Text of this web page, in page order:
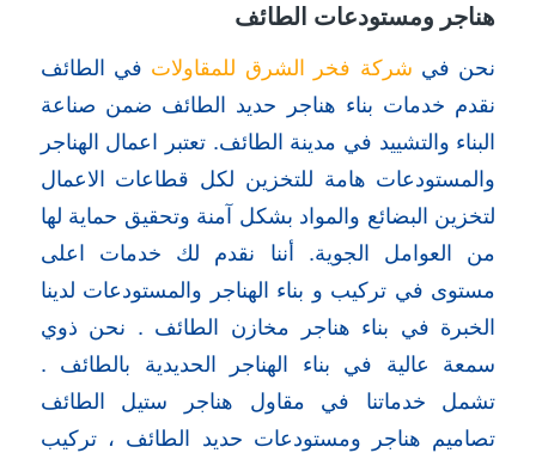
هناجر ومستودعات الطائف
نحن في شركة فخر الشرق للمقاولات في الطائف
نقدم خدمات بناء هناجر حديد الطائف ضمن صناعة
البناء والتشييد في مدينة الطائف. تعتبر اعمال الهناجر
والمستودعات هامة للتخزين لكل قطاعات الاعمال
لتخزين البضائع والمواد بشكل آمنة وتحقيق حماية لها
من العوامل الجوية. أننا نقدم لك خدمات اعلى
مستوى في تركيب و بناء الهناجر والمستودعات لدينا
الخبرة في بناء هناجر مخازن الطائف . نحن ذوي
سمعة عالية في بناء الهناجر الحديدية بالطائف .
تشمل خدماتنا في مقاول هناجر ستيل الطائف
تصاميم هناجر ومستودعات حديد الطائف ، تركيب